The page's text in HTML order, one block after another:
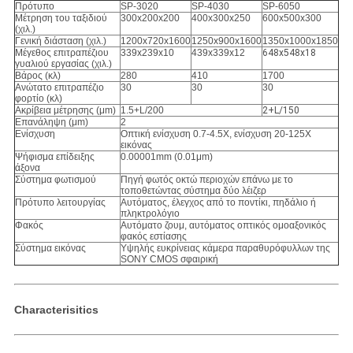
Πρότυπο SP-3020 SP-4030
SP-6050
Μέτρηση του ταξιδιού
(χιλ.)
300x200x200 400x300x250 600x500x300
Γενική διάσταση (χιλ.) 1200x720x16001250x900x16001350x1000x1850
Μέγεθος επιτραπέζιου
γυαλιού εργασίας (χιλ.)
339x239x10 439x339x12 648x548x18
Βάρος (κλ) 280 410
1700
Ανώτατο επιτραπέζιο
φορτίο (κλ)
30 30 30
Ακρίβεια μέτρησης (μm) 1.5+L/200
2+L/150
Επανάληψη (μm)
2
Ενίσχυση
Οπτική ενίσχυση 0.7-4.5X, ενίσχυση 20-125X
εικόνας
Ψήφισμα επίδειξης
άξονα
0.00001mm (0.01μm)
Σύστημα φωτισμού
Πηγή φωτός οκτώ περιοχών επάνω με το
τοποθετώντας σύστημα δύο λέιζερ
Πρότυπο λειτουργίας
Αυτόματος, έλεγχος από το ποντίκι, πηδάλιο ή
πληκτρολόγιο
Φακός
Αυτόματο ζουμ, αυτόματος οπτικός ομοαξονικός
φακός εστίασης
Σύστημα εικόνας
Υψηλής ευκρίνειας κάμερα παραθυρόφυλλων της
SONY CMOS σφαιρική
Characterisitics